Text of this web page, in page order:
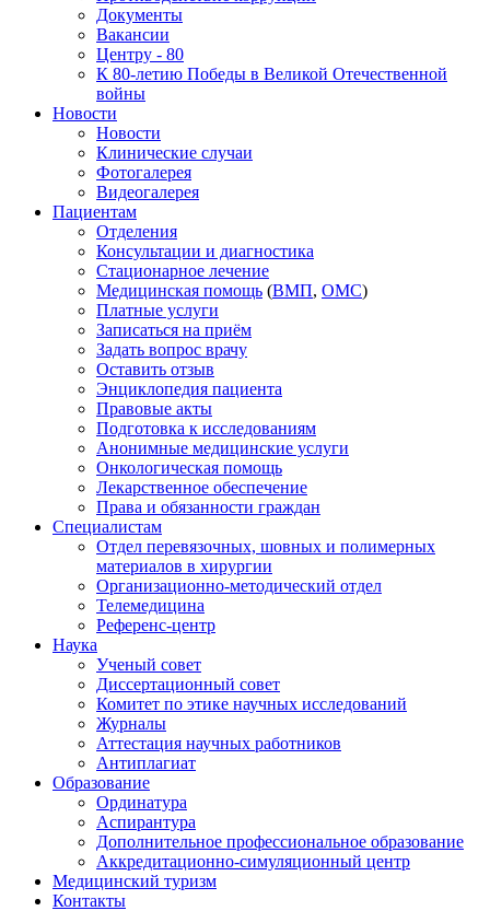
Документы
Вакансии
Центру - 80
К 80-летию Победы в Великой Отечественной
войны
Новости
Новости
Клинические случаи
Фотогалерея
Видеогалерея
Пациентам
Отделения
Консультации и диагностика
Стационарное лечение
Медицинская помощь (ВМП, ОМС)
Платные услуги
Записаться на приём
Задать вопрос врачу
Оставить отзыв
Энциклопедия пациента
Правовые акты
Подготовка к исследованиям
Анонимные медицинские услуги
Онкологическая помощь
Лекарственное обеспечение
Права и обязанности граждан
Специалистам
Отдел перевязочных, шовных и полимерных
материалов в хирургии
Организационно-методический отдел
Телемедицина
Референс-центр
Наука
Ученый совет
Диссертационный совет
Комитет по этике научных исследований
Журналы
Аттестация научных работников
Антиплагиат
Образование
Ординатура
Аспирантура
Дополнительное профессиональное образование
Аккредитационно-симуляционный центр
Медицинский туризм
Контакты